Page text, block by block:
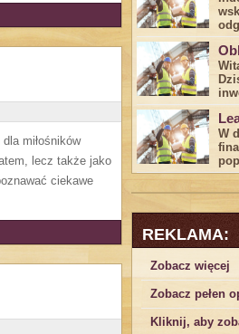
miłośników
lecz także jako
ciekawe
W
REKLAMA:
Zobacz więcej
Zobacz pełen
Kliknij, aby